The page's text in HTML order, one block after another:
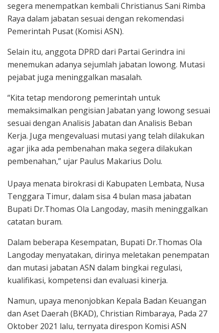
segera menempatkan kembali Christianus Sani Rimba
Raya dalam jabatan sesuai dengan rekomendasi
Pemerintah Pusat (Komisi ASN).
Selain itu, anggota DPRD dari Partai Gerindra ini
menemukan adanya sejumlah jabatan lowong. Mutasi
pejabat juga meninggalkan masalah.
“Kita tetap mendorong pemerintah untuk
memaksimalkan pengisian Jabatan yang lowong sesuai
sesuai dengan Analisis Jabatan dan Analisis Beban
Kerja. Juga mengevaluasi mutasi yang telah dilakukan
agar jika ada pembenahan maka segera dilakukan
pembenahan,” ujar Paulus Makarius Dolu.
Upaya menata birokrasi di Kabupaten Lembata, Nusa
Tenggara Timur, dalam sisa 4 bulan masa jabatan
Bupati Dr.Thomas Ola Langoday, masih meninggalkan
catatan buram.
Dalam beberapa Kesempatan, Bupati Dr.Thomas Ola
Langoday menyatakan, dirinya meletakan penempatan
dan mutasi jabatan ASN dalam bingkai regulasi,
kualifikasi, kompetensi dan evaluasi kinerja.
Namun, upaya menonjobkan Kepala Badan Keuangan
dan Aset Daerah (BKAD), Christian Rimbaraya, Pada 27
Oktober 2021 lalu, ternyata direspon Komisi ASN